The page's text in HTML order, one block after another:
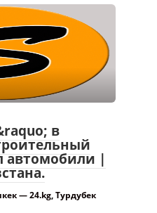
в
автомобили |
— 24.kg, Турдубек